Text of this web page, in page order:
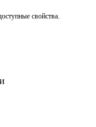
свойства.